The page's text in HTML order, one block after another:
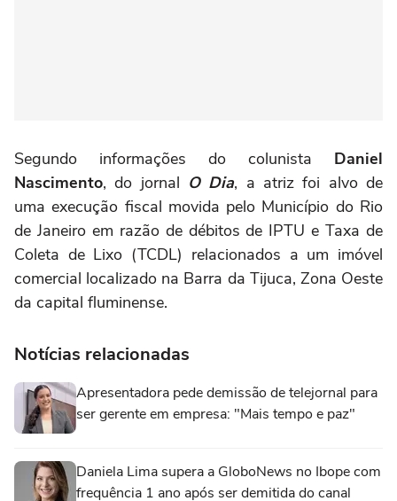
Segundo informações do colunista Daniel
Nascimento, do jornal O Dia, a atriz foi alvo de
uma execução fiscal movida pelo Município do Rio
de Janeiro em razão de débitos de IPTU e Taxa de
Coleta de Lixo (TCDL) relacionados a um imóvel
comercial localizado na Barra da Tijuca, Zona Oeste
da capital fluminense.
Notícias relacionadas
Apresentadora pede demissão de telejornal para
ser gerente em empresa: "Mais tempo e paz"
Daniela Lima supera a GloboNews no Ibope com
frequência 1 ano após ser demitida do canal